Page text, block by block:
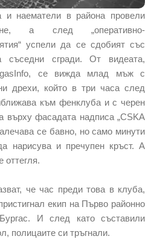
наематели в района провели
а след „оперативно-
успели да се сдобият със
съседни сгради. От видеата,
се вижда млад мъж с
дрехи, който в три часа след
към фенклуба и с черен
върху фасадата надписа „CSKA
се бавно, но само минути
нарисува и пречупен кръст. А
оттегля.
че час преди това в клуба,
екип на Първо районно
И след като съставили
полицаите си тръгнали.